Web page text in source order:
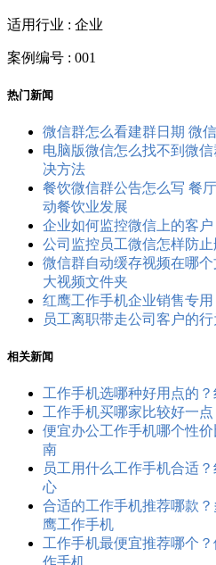
适用行业 : 企业
案例编号 : 001
热门新闻
微信群怎么看建群日期 微
电脑版微信怎么找不到微
决方法
餐饮微信群公告怎么写 餐
动餐饮业发展
企业如何监控微信上的客户
公司监控员工​微信怎样防
微信群自动缓存视频在哪
大视频文件夹
红鹰工作手机企业销售专
员工离职带走公司客户的
相关新闻
工作手机选哪种好用点的
工作手机买哪家比较好一点
便宜办公工作手机哪个性
南
员工用什么工作手机合适
心
合适的工作手机推荐哪款
鹰工作手机
工作手机最便宜推荐哪个